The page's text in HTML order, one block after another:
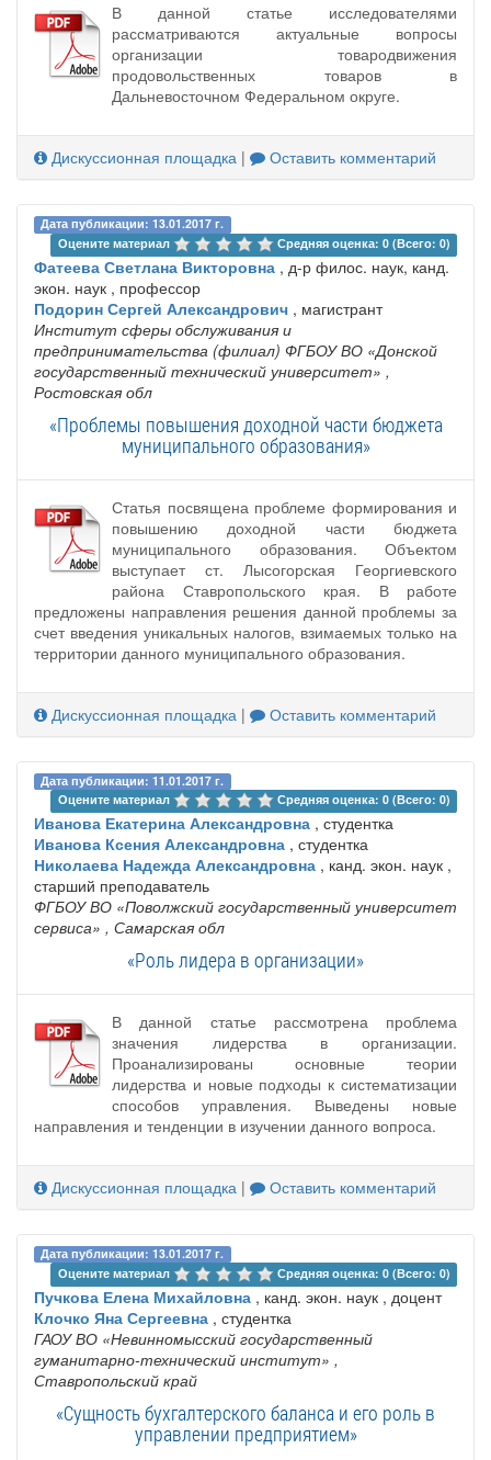
В данной статье исследователями
рассматриваются актуальные вопросы
организации товародвижения
продовольственных товаров в
Дальневосточном Федеральном округе.
Дискуссионная площадка | Оставить комментарий
Дата публикации: 13.01.2017 г.
Оцените материал
Средняя оценка: 0 (Всего: 0)
Фатеева Светлана Викторовна , д-р филос. наук, канд.
экон. наук , профессор
Подорин Сергей Александрович , магистрант
Институт сферы обслуживания и
предпринимательства (филиал) ФГБОУ ВО «Донской
государственный технический университет» ,
Ростовская обл
«Проблемы повышения доходной части бюджета
муниципального образования»
Статья посвящена проблеме формирования и
повышению доходной части бюджета
муниципального образования. Объектом
выступает ст. Лысогорская Георгиевского
района Ставропольского края. В работе
предложены направления решения данной проблемы за
счет введения уникальных налогов, взимаемых только на
территории данного муниципального образования.
Дискуссионная площадка | Оставить комментарий
Дата публикации: 11.01.2017 г.
Оцените материал
Средняя оценка: 0 (Всего: 0)
Иванова Екатерина Александровна , студентка
Иванова Ксения Александровна , студентка
Николаева Надежда Александровна , канд. экон. наук ,
старший преподаватель
ФГБОУ ВО «Поволжский государственный университет
сервиса» , Самарская обл
«Роль лидера в организации»
В данной статье рассмотрена проблема
значения лидерства в организации.
Проанализированы основные теории
лидерства и новые подходы к систематизации
способов управления. Выведены новые
направления и тенденции в изучении данного вопроса.
Дискуссионная площадка | Оставить комментарий
Дата публикации: 13.01.2017 г.
Оцените материал
Средняя оценка: 0 (Всего: 0)
Пучкова Елена Михайловна , канд. экон. наук , доцент
Клочко Яна Сергеевна , студентка
ГАОУ ВО «Невинномысский государственный
гуманитарно-технический институт» ,
Ставропольский край
«Сущность бухгалтерского баланса и его роль в
управлении предприятием»